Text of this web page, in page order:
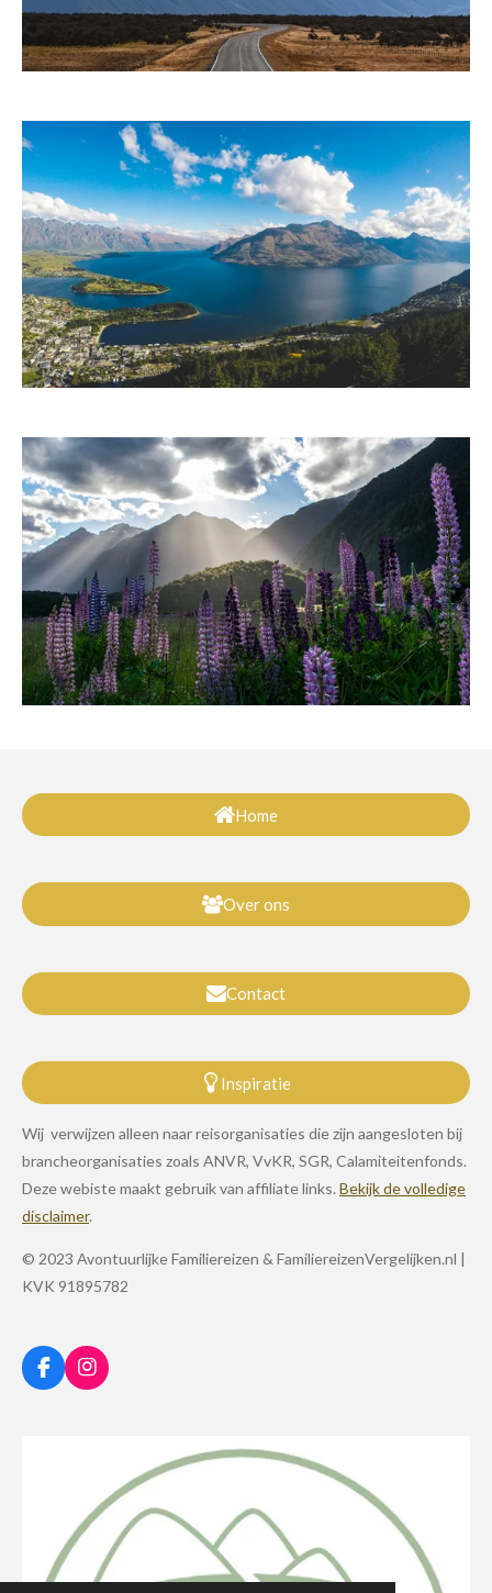
Home
Over ons
Contact
Inspiratie
Wij verwijzen alleen naar reisorganisaties die zijn aangesloten bij
brancheorganisaties zoals ANVR, VvKR, SGR, Calamiteitenfonds.
Deze webiste maakt gebruik van affiliate links. Bekijk de volledige
disclaimer.
© 2023 Avontuurlijke Familiereizen & FamiliereizenVergelijken.nl |
KVK 91895782
F
a
I
n
a
m